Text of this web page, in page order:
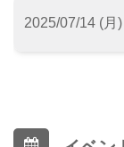
2025/07/14 (月)